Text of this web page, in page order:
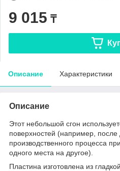
9 015 ₸
Описание Характеристики
Описание
Этот небольшой сгон
поверхностей (например,
производственного процесса
одного места на другое).
Пластина изготовлена из